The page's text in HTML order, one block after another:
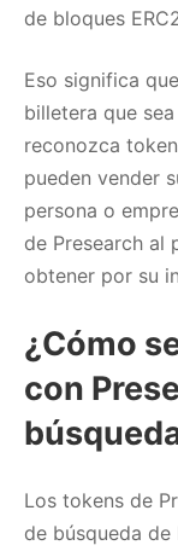
de bloques
Eso significa
billetera que
reconozca
pueden vender
persona o
de Presearch al
obtener por su
¿Cómo
con
Los tokens de
de búsqueda de